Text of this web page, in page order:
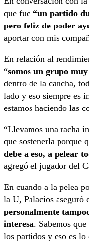
que fue “un partido
pero feliz de poder
aportar con mis
En relación al
“somos un grupo
dentro de la cancha,
lado y eso siempre es
estamos haciendo las
“Llevamos una racha
que sostenerla porque
debe a eso, a pelear
agregó el jugador del
En cuando a la pelea
la U, Palacios aseguró
personalmente
interesa. Sabemos
los partidos y eso es lo